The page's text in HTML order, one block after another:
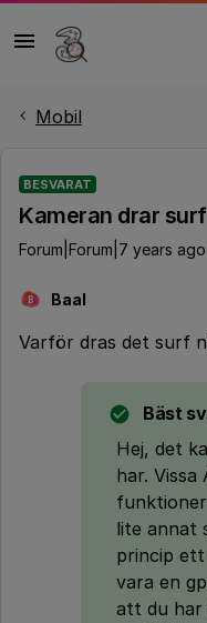
Mobil
BESVARAT
Kameran drar surf
Forum|Forum|7 years ago
B Baal
Varför dras det surf
Bäst
Hej, det
har.
funktioner
lite annat
princip
vara en
att du